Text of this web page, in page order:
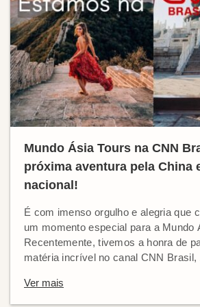
Mundo Ásia Tours na CNN
próxima aventura pela China
nacional!
É com imenso orgulho e alegria que
um momento especial para a Mundo
Recentemente, tivemos a honra de
matéria incrível no canal CNN Brasil,
Ver mais